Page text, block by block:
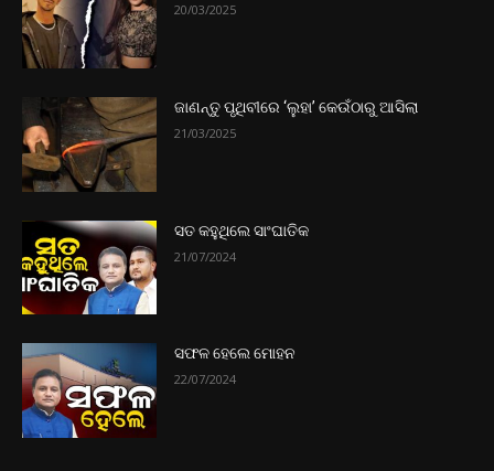
20/03/2025
ଜାଣନ୍ତୁ ପୃଥିବୀରେ ‘ଲୁହା’ କେଉଁଠାରୁ ଆସିଲା
21/03/2025
ସତ କହୁଥିଲେ ସାଂଘାତିକ
21/07/2024
ସଫଳ ହେଲେ ମୋହନ
22/07/2024